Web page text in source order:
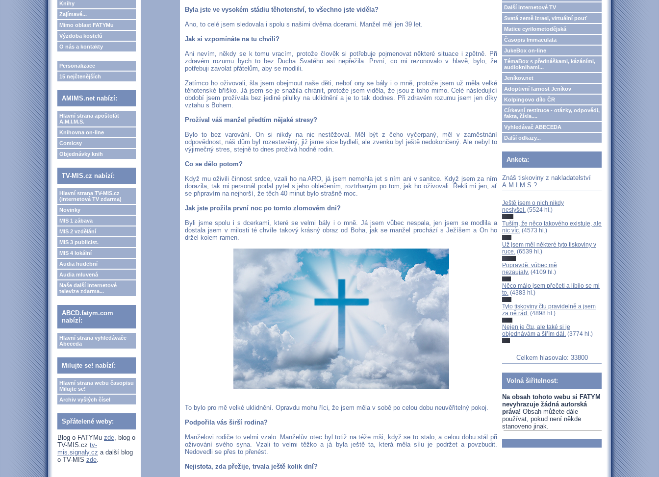
Knihy
Zajímavé...
Mimo oblast FATYMu
Výzdoba kostelů
O nás a kontakty
Personalizace
15 nejčtenějších
AMIMS.net nabízí:
Hlavní strana apoštolát
A.M.I.M.S.
Knihovna on-line
Comicsy
Objednávky knih
TV-MIS.cz nabízí:
Hlavní strana TV-MIS.cz
(internetová TV zdarma)
Novinky
MIS 1 zábava
MIS 2 vzdělání
MIS 3 publicist.
MIS 4 lokální
Audia hudební
Audia mluvená
Naše další internetové
televize zdarma...
ABCD.fatym.com
nabízí:
Hlavní strana vyhledávače
Abeceda
Milujte se! nabízí:
Hlavní strana webu časopisu
Milujte se!
Archiv vyšlých čísel
Spřátelené weby:
Blog o FATYMu zde, blog o
TV-MIS.cz tv-
mis.signaly.cz a další blog
o TV-MIS zde.
Byla jste ve vysokém stádiu těhotenství, to všechno jste viděla?
Ano, to celé jsem sledovala i spolu s našimi dvěma dcerami. Manžel měl jen 39 let.
Jak si vzpomínáte na tu chvíli?
Ani nevím, někdy se k tomu vracím, protože člověk si potřebuje pojmenovat některé situace i zpětně. Při
zdravém rozumu bych to bez Ducha Svatého asi nepřežila. První, co mi rezonovalo v hlavě, bylo, že
potřebuji zavolat přátelům, aby se modlili.
Zatímco ho oživovali, šla jsem obejmout naše děti, neboť ony se bály i o mně, protože jsem už měla velké
těhotenské bříško. Já jsem se je snažila chránit, protože jsem viděla, že jsou z toho mimo. Celé následující
období jsem prožívala bez jediné pilulky na uklidnění a je to tak dodnes. Při zdravém rozumu jsem jen díky
vztahu s Bohem.
Prožíval váš manžel předtím nějaké stresy?
Bylo to bez varování. On si nikdy na nic nestěžoval. Měl být z čeho vyčerpaný, měl v zaměstnání
odpovědnost, náš dům byl rozestavěný, již jsme sice bydleli, ale zvenku byl ještě nedokončený. Ale nebyl to
výjimečný stres, stejně to dnes prožívá hodně rodin.
Co se dělo potom?
Když mu oživili činnost srdce, vzali ho na ARO, já jsem nemohla jet s ním ani v sanitce. Když jsem za ním
dorazila, tak mi personál podal pytel s jeho oblečením, roztrhaným po tom, jak ho oživovali. Řekli mi jen, ať
se připravím na nejhorší, že těch 40 minut bylo strašně moc.
Jak jste prožila první noc po tomto zlomovém dni?
Byli jsme spolu i s dcerkami, které se velmi bály i o mně. Já jsem vůbec nespala, jen jsem se modlila a
dostala jsem v milosti té chvíle takový krásný obraz od Boha, jak se manžel prochází s Ježíšem a On ho
držel kolem ramen.
To bylo pro mě velké uklidnění. Opravdu mohu říci, že jsem měla v sobě po celou dobu neuvěřitelný pokoj.
Podpořila vás širší rodina?
Manželovi rodiče to velmi vzalo. Manželův otec byl totiž na téže mši, když se to stalo, a celou dobu stál při
oživování svého syna. Vzali to velmi těžko a já byla ještě ta, která měla sílu je podržet a povzbudit.
Nedovedli se přes to přenést.
Nejistota, zda přežije, trvala ještě kolik dní?
Další internetové TV
Svatá země Izrael, virtuální pouť
Matice cyrilometodějská
Časopis Immaculata
JukeBox on-line
TémaBox s přednáškami, kázáními,
audioknihami...
Jeníkov.net
Adoptivní farnost Jeníkov
Kolpingovo dílo ČR
Církevní restituce - otázky, odpovědi,
fakta, čísla....
Vyhledávač ABECEDA
Další odkazy...
Anketa:
Znáš tiskoviny z nakladatelství
A.M.I.M.S.?
Ještě jsem o nich nikdy
neslyšel. (5524 hl.)
Tuším, že něco takového existuje, ale
nic víc. (4573 hl.)
Už jsem měl některé tyto tiskoviny v
ruce. (6539 hl.)
Popravdě, vůbec mě
nezaujaly. (4109 hl.)
Něco málo jsem přečetl a líbilo se mi
to. (4383 hl.)
Tyto tiskoviny čtu pravidelně a jsem
za ně rád. (4898 hl.)
Nejen je čtu, ale také si je
objednávám a šířím dál. (3774 hl.)
Celkem hlasovalo: 33800
Volná šiřitelnost:
Na obsah tohoto webu si FATYM
nevyhrazuje žádná autorská
práva! Obsah můžete dále
používat, pokud není někde
stanoveno jinak.